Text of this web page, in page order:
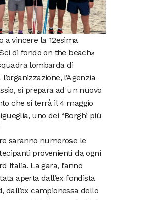
a vincere la 12esima
di fondo on the beach»
lombarda di
l’Agenzia
si prepara ad un nuovo
che si terrà il 4 maggio
uno dei “Borghi più
saranno numerose le
provenienti da ogni
Italia. La gara, l’anno
aperta dall’ex fondista
dall’ex campionessa dello